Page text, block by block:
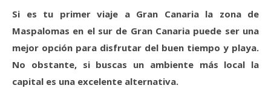
Si es tu primer viaje a Gran Canaria la zona de
Maspalomas en el sur de Gran Canaria puede ser una
mejor opción para disfrutar del buen tiempo y playa.
No obstante, si buscas un ambiente más local la
capital es una excelente alternativa.